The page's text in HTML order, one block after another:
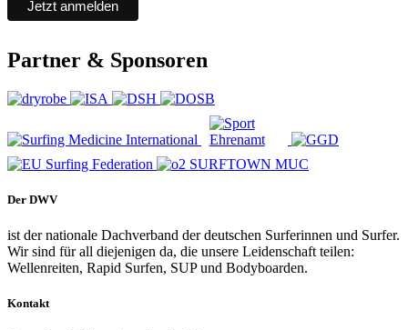
Partner & Sponsoren
Der DWV
ist der nationale Dachverband der deutschen Surferinnen und Surfer.
Wir sind für all diejenigen da, die unsere Leidenschaft teilen:
Wellenreiten, Rapid Surfen, SUP und Bodyboarden.
Kontakt